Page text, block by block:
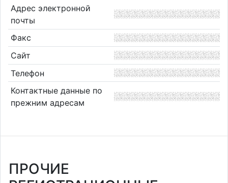
Адрес электронной
почты
Факс
Сайт
Телефон
Контактные данные по
прежним адресам
ПРОЧИЕ